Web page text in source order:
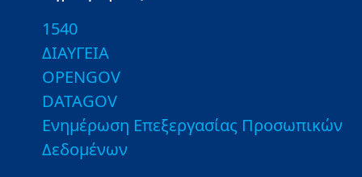
1540
ΔΙΑΥΓΕΙΑ
OPENGOV
DATAGOV
Ενημέρωση Επεξεργασίας Προσωπικών
Δεδομένων